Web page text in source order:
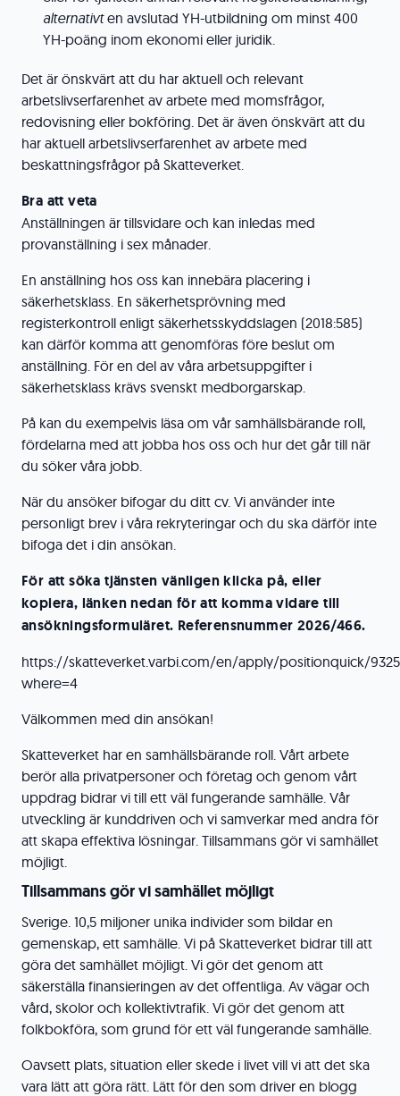
alternativten avslutad YH-utbildning om minst 400
YH-poäng inom ekonomi eller juridik.
Det är önskvärt att du har aktuell och relevant
arbetslivserfarenhet av arbete med momsfrågor,
redovisning eller bokföring. Det är även önskvärt att du
har aktuell arbetslivserfarenhet av arbete med
beskattningsfrågor på Skatteverket.
Bra att veta
Anställningen är tillsvidare och kan inledas med
provanställning i sex månader.
En anställning hos oss kan innebära placering i
säkerhetsklass. En säkerhetsprövning med
registerkontroll enligt säkerhetsskyddslagen (2018:585)
kan därför komma att genomföras före beslut om
anställning. För en del av våra arbetsuppgifter i
säkerhetsklass krävs svenskt medborgarskap.
På kan du exempelvis läsa om vår samhällsbärande roll,
fördelarna med att jobba hos oss och hur det går till när
du söker våra jobb.
När du ansöker bifogar du ditt cv. Vi använder inte
personligt brev i våra rekryteringar och du ska därför inte
bifoga det i din ansökan.
För att söka tjänsten vänligen klicka på, eller
kopiera, länken nedan för att komma vidare till
ansökningsformuläret. Referensnummer 2026/466.
https://skatteverket.varbi.com/en/apply/positionquick/
where=4
Välkommen med din ansökan!
Skatteverket har en samhällsbärande roll. Vårt arbete
berör alla privatpersoner och företag och genom vårt
uppdrag bidrar vi till ett väl fungerande samhälle. Vår
utveckling är kunddriven och vi samverkar med andra för
att skapa effektiva lösningar. Tillsammans gör vi samhället
möjligt.
Tillsammans gör vi samhället möjligt
Sverige. 10,5 miljoner unika individer som bildar en
gemenskap, ett samhälle. Vi på Skatteverket bidrar till att
göra det samhället möjligt. Vi gör det genom att
säkerställa finansieringen av det offentliga. Av vägar och
vård, skolor och kollektivtrafik. Vi gör det genom att
folkbokföra, som grund för ett väl fungerande samhälle.
Oavsett plats, situation eller skede i livet vill vi att det ska
vara lätt att göra rätt. Lätt för den som driver en blogg